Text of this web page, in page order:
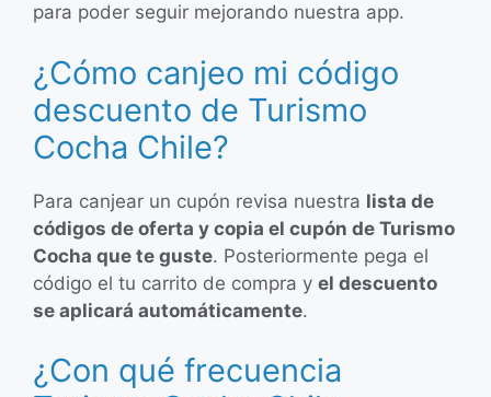
para poder seguir mejorando nuestra app.
¿Cómo canjeo mi código
descuento de Turismo
Cocha Chile?
Para canjear un cupón revisa nuestra lista de
códigos de oferta y copia el cupón de Turismo
Cocha que te guste. Posteriormente pega el
código el tu carrito de compra y el descuento
se aplicará automáticamente.
¿Con qué frecuencia